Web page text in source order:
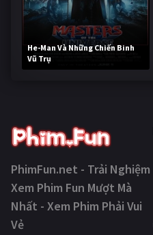
He-Man Và Những Chiến Binh
Vũ Trụ
248,941 lượt xem
PhimFun.net - Trải Nghiệm
Xem Phim Fun Mượt Mà
Nhất - Xem Phim Phải Vui
Vẻ